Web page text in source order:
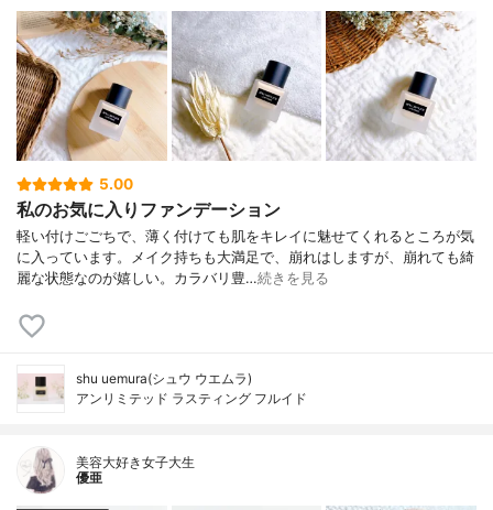
5.00
私のお気に入りファンデーション
軽い付けごごちで、薄く付けても肌をキレイに魅せてくれるところが気
に入っています。メイク持ちも大満足で、崩れはしますが、崩れても綺
麗な状態なのが嬉しい。カラバリ豊…続きを見る
shu uemura(シュウ ウエムラ)
アンリミテッド ラスティング フルイド
美容大好き女子大生
優亜